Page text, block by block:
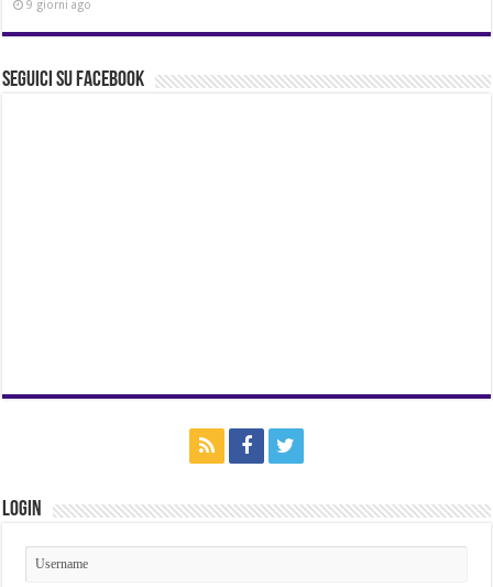
9 giorni ago
Seguici su Facebook
Login